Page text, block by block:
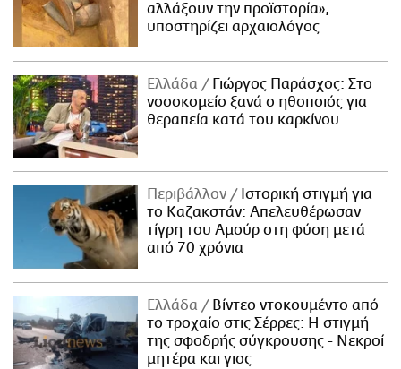
αλλάξουν την προϊστορία»,
υποστηρίζει αρχαιολόγος
Ελλάδα
Γιώργος Παράσχος: Στο
νοσοκομείο ξανά ο ηθοποιός για
θεραπεία κατά του καρκίνου
Περιβάλλον
Ιστορική στιγμή για
το Καζακστάν: Απελευθέρωσαν
τίγρη του Αμούρ στη φύση μετά
από 70 χρόνια
Ελλάδα
Βίντεο ντοκουμέντο από
το τροχαίο στις Σέρρες: Η στιγμή
της σφοδρής σύγκρουσης - Νεκροί
μητέρα και γιος